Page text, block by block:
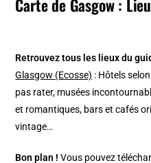
Carte de Gasgow :
Retrouvez tous les lieux du
Glasgow (Ecosse) : Hôtels
pas rater, musées
et romantiques, bars et cafés
vintage…
Bon plan ! Vous pouvez